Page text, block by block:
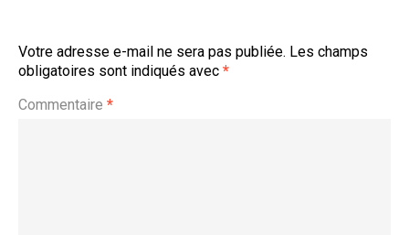
Votre adresse e-mail ne sera pas publiée. Les champs
obligatoires sont indiqués avec *
Commentaire *